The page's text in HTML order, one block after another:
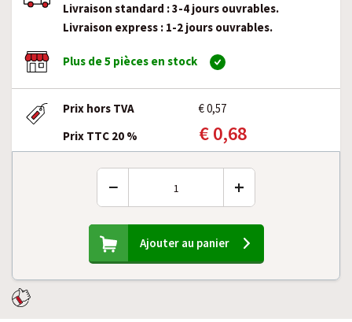
Livraison standard : 3-4 jours ouvrables.
Livraison express : 1-2 jours ouvrables.
Plus de 5 pièces en stock
Prix hors TVA
€ 0,57
Prix TTC 20 %
€ 0,68
− +
Ajouter au panier